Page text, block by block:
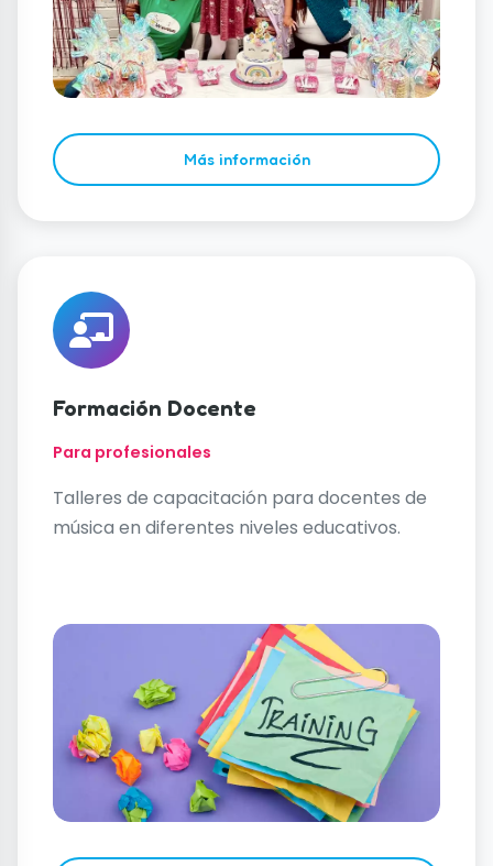
Más información
Formación Docente
Para profesionales
Talleres de capacitación para docentes de
música en diferentes niveles educativos.